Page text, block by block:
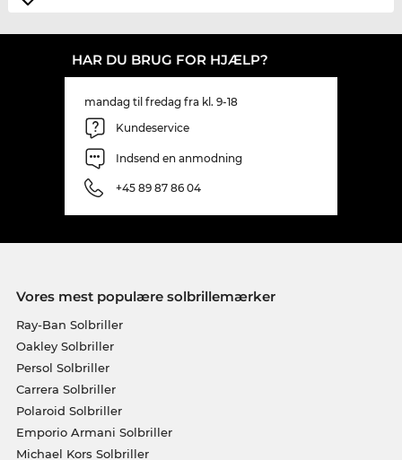
HAR DU BRUG FOR HJÆLP?
mandag til fredag fra kl. 9-18
Kundeservice
Indsend en anmodning
+45 89 87 86 04
Vores mest populære solbrillemærker
Ray-Ban Solbriller
Oakley Solbriller
Persol Solbriller
Carrera Solbriller
Polaroid Solbriller
Emporio Armani Solbriller
Michael Kors Solbriller